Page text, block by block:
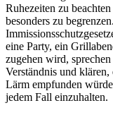
Ruhezeiten zu
besonders zu
eine Party, ein
zugehen wird,
Verständnis und
Lärm empfunden
jedem Fall einzuhalten.